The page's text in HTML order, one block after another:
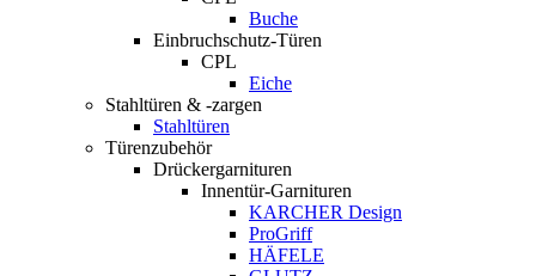
Buche
Einbruchschutz-Türen
CPL
Eiche
Stahltüren & -zargen
Stahltüren
Türenzubehör
Drückergarnituren
Innentür-Garnituren
KARCHER Design
ProGriff
HÄFELE